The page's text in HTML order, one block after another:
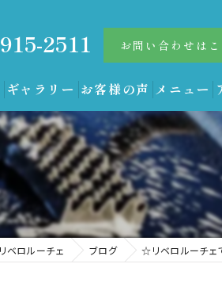
2511 お問い合わせはこ
ギャラリー お客様の声 メニュー
ベロルーチェ ブログ ☆リベロルーチ